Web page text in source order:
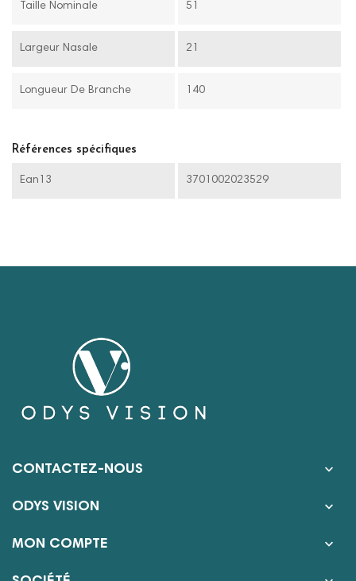
Taille Nominale 51
Largeur Nasale 21
Longueur De Branche 140
Références spécifiques
Ean13 3701002023529
CONTACTEZ-NOUS 
ODYS VISION 
MON COMPTE 